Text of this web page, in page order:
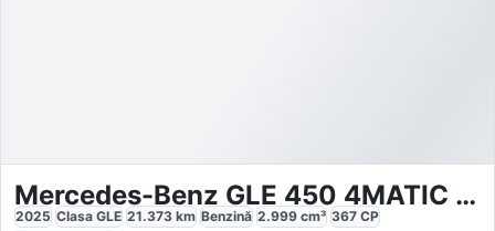
Mercedes-Benz GLE 450 4MATIC AMG
2025 Clasa GLE 21.373 km Benzină 2.999 cm³ 367 CP